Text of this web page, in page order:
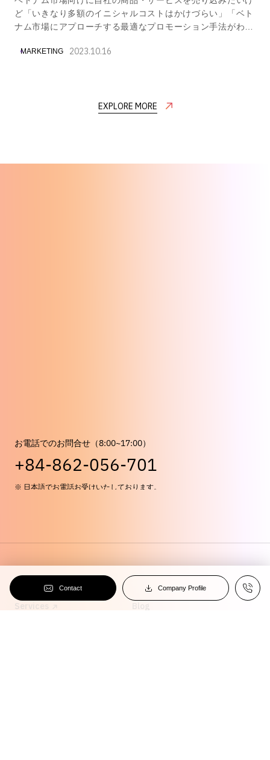
ど「いきなり多額のイニシャルコストはかけづらい」「ベト
ナム市場にアプローチする最適なプロモーション手法がわか
が出なくなってきた」という課題を抱える企業様は少なくあ
ム市場向けのプロモーションになぜ有効なのか？その理由を
MARKETING 2023.10.16
EXPLORE MORE
お電話でのお問合せ（8:00~17:00）
+84-862-056-701
※ 日本語でお電話お受けいたしております。
Contact Us
資料ダウンロード
Company Profile
Home
Services
Blog
Contact Company Profile